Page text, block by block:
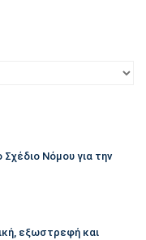
Νόμου για την
εξωστρεφή και